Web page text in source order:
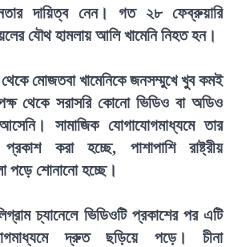
দায়িত্ব নেন। গত ২৮ ফেব্রুয়ারি
যৌথ হামলায় আলি খামেনি নিহত হন।
থেকে মোজতবা খামেনিকে জনসম্মুখে খুব কমই
থেকে সরাসরি কোনো ভিডিও বা অডিও
সামাজিক যোগাযোগমাধ্যমে তার
প্রকাশ করা হচ্ছে, পাশাপাশি রাষ্ট্রীয়
পড়ে শোনানো হচ্ছে।
চ্যানেলে ভিডিওটি প্রকাশের পর এটি
দ্রুত ছড়িয়ে পড়ে। চীনা